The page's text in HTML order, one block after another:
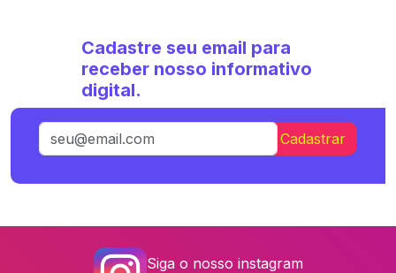
Cadastre seu email para
receber nosso informativo
digital.
Siga o nosso instagram